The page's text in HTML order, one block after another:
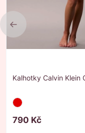
Kalhotky Calvin Klein
790 Kč
Previous